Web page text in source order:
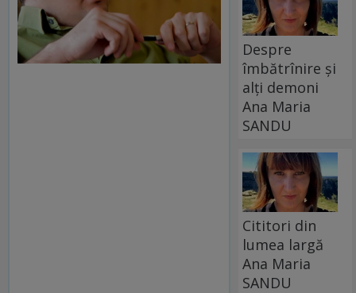
Despre
îmbătrînire și
alți demoni
Ana Maria
SANDU
Cititori din
lumea largă
Ana Maria
SANDU